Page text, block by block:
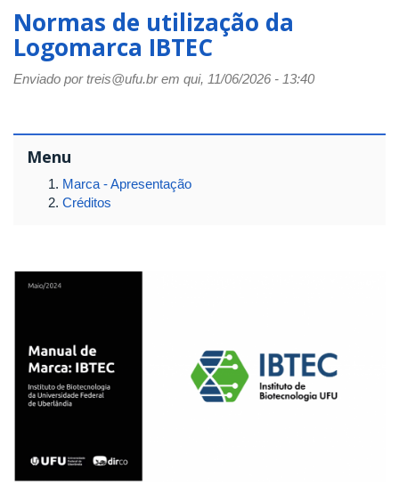
Normas de utilização da
Logomarca IBTEC
Enviado portreis@ufu.brem qui, 11/06/2026 - 13:40
Menu
Marca - Apresentação
Créditos